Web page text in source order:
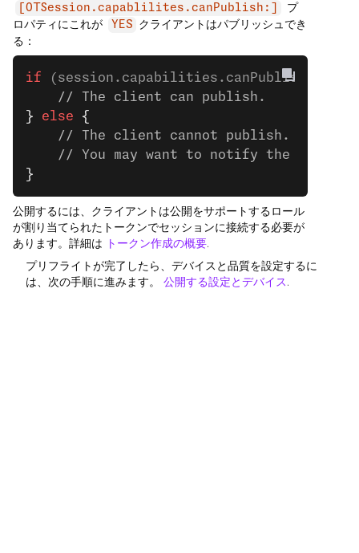
[OTSession.capablilites.canPublish:]
プ
ロパティにこれが
YES
クライアントはパブリッシュでき
る：
if (session.capabilities.canPublish)
    // The client can publish.
} else {
    // The client cannot publish.
    // You may want to notify the user.
}
公開するには、クライアントは公開をサポートするロール
が割り当てられたトークンでセッションに接続する必要が
あります。詳細は
トークン作成の概要.
プリフライトが完了したら、デバイスと品質を設定するに
は、次の手順に進みます。 公開する設定とデバイス.